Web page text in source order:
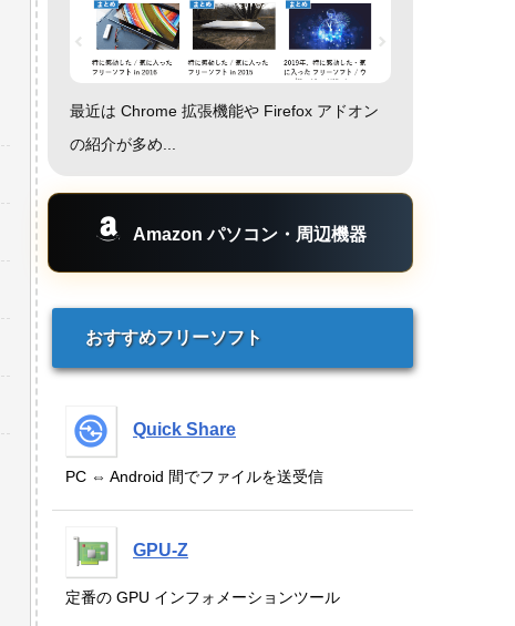
最近は Chrome 拡張機能や Firefox アドオン
の紹介が多め...
Amazon パソコン・周辺機器
おすすめフリーソフト
Quick Share
PC ⇔ Android 間でファイルを送受信
GPU-Z
定番の GPU インフォメーションツール